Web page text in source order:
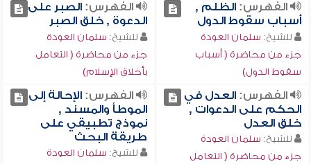
الفهرس:الظلم ,
أسباب سقوط الدول
للشيخ: سلمان العودة
جزء من محاضرة ( أسباب
سقوط الدول)
الفهرس:الصبر على
الدعوة , خلق الصبر
للشيخ: سلمان العودة
جزء من محاضرة ( التعامل
بأخلاق الإسلام)
الفهرس:العدل في
الحكم على الدعوات ,
خلق العدل
للشيخ: سلمان العودة
جزء من محاضرة ( التعامل
الفهرس:الإحالة إلى
الموطأ والمسند ,
نموذج تطبيقي على
طريقة البحث
للشيخ: سلمان العودة